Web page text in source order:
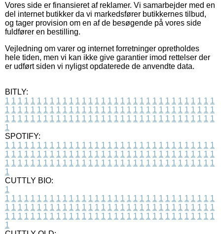
Vores side er finansieret af reklamer. Vi samarbejder med en
del internet butikker da vi markedsfører butikkernes tilbud,
og tager provision om en af de besøgende på vores side
fuldfører en bestilling.
Vejledning om varer og internet forretninger opretholdes
hele tiden, men vi kan ikke give garantier imod rettelser der
er udført siden vi nyligst opdaterede de anvendte data.
BITLY:
1 1 1 1 1 1 1 1 1 1 1 1 1 1 1 1 1 1 1 1 1 1 1 1 1 1 1 1 1 1 1 1 1
1 1 1 1 1 1 1 1 1 1 1 1 1 1 1 1 1 1 1 1 1 1 1 1 1 1 1 1 1 1 1 1 1
1 1 1 1 1 1 1 1 1 1 1 1 1 1 1 1 1 1 1 1 1 1 1 1 1 1 1 1 1 1 1 1 1
1
SPOTIFY:
1 1 1 1 1 1 1 1 1 1 1 1 1 1 1 1 1 1 1 1 1 1 1 1 1 1 1 1 1 1 1 1 1
1 1 1 1 1 1 1 1 1 1 1 1 1 1 1 1 1 1 1 1 1 1 1 1 1 1 1 1 1 1 1 1 1
1 1 1 1 1 1 1 1 1 1 1 1 1 1 1 1 1 1 1 1 1 1 1 1 1 1 1 1 1 1 1 1 1
1
CUTTLY BIO:
1
1 1 1 1 1 1 1 1 1 1 1 1 1 1 1 1 1 1 1 1 1 1 1 1 1 1 1 1 1 1 1 1 1
1 1 1 1 1 1 1 1 1 1 1 1 1 1 1 1 1 1 1 1 1 1 1 1 1 1 1 1 1 1 1 1 1
1 1 1 1 1 1 1 1 1 1 1 1 1 1 1 1 1 1 1 1 1 1 1 1 1 1 1 1 1 1 1 1 1
1